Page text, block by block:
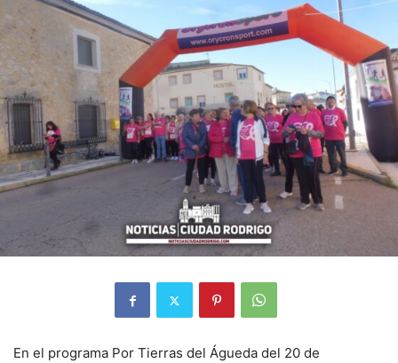
En el programa Por Tierras del Águeda del 20 de